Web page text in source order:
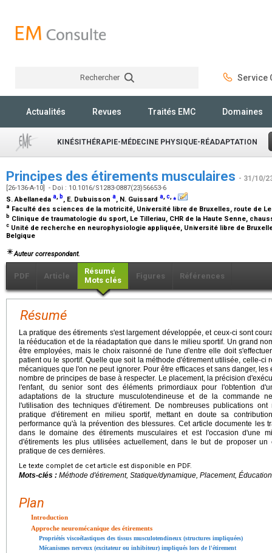
Rechercher Service
Actualités Revues Traités EMC Domaines
KINÉSITHÉRAPIE-MÉDECINE PHYSIQUE-RÉADAPTATION
Principes des étirements musculaires - 31/10/
[26-136-A-10] - Doi : 10.1016/S1283-0887(23)56653-6
S. Abellaneda a, b, E. Dubuisson a, N. Guissard a,c,⁎
a Faculté des sciences de la motricité, Université libre de Bruxelles, route de
b Clinique de traumatologie du sport, Le Tilleriau, CHR de la Haute Senne,
c Unité de recherche en neurophysiologie appliquée, Université libre de
Belgique
Auteur correspondant.
PDF Article
Résumé
Mots clés
Figures Références
Résumé
La pratique des étirements s'est largement développée, et ceux-ci sont
la rééducation et de la réadaptation que dans le milieu sportif. Un grand
être employées, mais le choix raisonné de l'une d'entre elle doit
patient ou le sportif. Quelle que soit la méthode d'étirement utilisée, celle-ci
mécaniques que l'on ne peut ignorer. Pour être efficaces et sans danger,
nombre de principes de base à respecter. Le placement, la précision
l'enfant, du senior sont des éléments primordiaux pour l'obtention
adaptations de la structure musculotendineuse et de la commande
l'utilisation des techniques d'étirement. De nombreuses publications
pratique d'étirement en milieu sportif, mettant en doute sa
performance qu'à la prévention des blessures. Cet article documente les
dans le domaine des étirements musculaires et est l'occasion d'une
d'étirements les plus utilisées actuellement, dans le but de proposer
pratique de ces dernières.
Le texte complet de cet article est disponible en PDF.
Mots-clés : Méthode d'étirement, Statique/dynamique, Placement,
Plan
Introduction
Approche neuromécanique des étirements
Propriétés viscoélastiques des tissus musculotendineux (structures impliquées)
Mécanismes nerveux (excitateur ou inhibiteur) impliqués lors de l'étirement